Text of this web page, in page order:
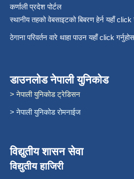
कर्णाली प्रदेश पोर्टल
स्थानीय तहको वेबसाइटको बिबरण हेर्न यहाँ click
ठेगाना परिवर्तन वारे थाहा पाउन यहाँ click गर्नुहोस
डाउनलोड नेपाली युनिकोड
> नेपाली युनिकोड ट्रेडिसन
> नेपाली युनिकोड रोमनाईज
विद्युतीय शासन सेवा
विद्युतीय हाजिरी